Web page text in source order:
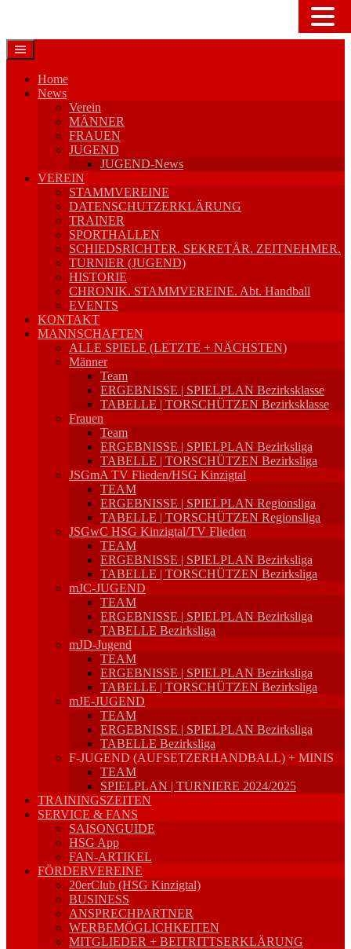
Springe
zum
Home
News
Verein
MÄNNER
FRAUEN
JUGEND
JUGEND-News
VEREIN
STAMMVEREINE
DATENSCHUTZERKLÄRUNG
TRAINER
SPORTHALLEN
SCHIEDSRICHTER. SEKRETÄR. ZEITNEHMER.
TURNIER (JUGEND)
HISTORIE
CHRONIK. STAMMVEREINE. Abt. Handball
EVENTS
KONTAKT
MANNSCHAFTEN
ALLE SPIELE (LETZTE + NÄCHSTEN)
Männer
Team
ERGEBNISSE | SPIELPLAN Bezirksklasse
TABELLE | TORSCHÜTZEN Bezirksklasse
Frauen
Team
ERGEBNISSE | SPIELPLAN Bezirksliga
TABELLE | TORSCHÜTZEN Bezirksliga
JSGmA TV Flieden/HSG Kinzigtal
TEAM
ERGEBNISSE | SPIELPLAN Regionsliga
TABELLE | TORSCHÜTZEN Regionsliga
JSGwC HSG Kinzigtal/TV Flieden
TEAM
ERGEBNISSE | SPIELPLAN Bezirksliga
TABELLE | TORSCHÜTZEN Bezirksliga
mJC-JUGEND
TEAM
ERGEBNISSE | SPIELPLAN Bezirksliga
TABELLE Bezirksliga
mJD-Jugend
TEAM
ERGEBNISSE | SPIELPLAN Bezirksliga
TABELLE | TORSCHÜTZEN Bezirksliga
mJE-JUGEND
TEAM
ERGEBNISSE | SPIELPLAN Bezirksliga
TABELLE Bezirksliga
F-JUGEND (AUFSETZERHANDBALL) + MINIS
TEAM
SPIELPLAN | TURNIERE 2024/2025
TRAININGSZEITEN
SERVICE & FANS
SAISONGUIDE
HSG App
FAN-ARTIKEL
FÖRDERVEREINE
20erClub (HSG Kinzigtal)
BUSINESS
ANSPRECHPARTNER
WERBEMÖGLICHKEITEN
MITGLIEDER + BEITRITTSERKLÄRUNG